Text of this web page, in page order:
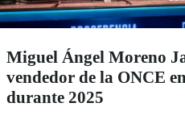
Miguel Ángel Moreno
vendedor de la ONCE
durante 2025